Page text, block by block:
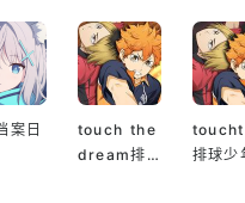
毒的核心据点，储备
线，抵御病毒的猛烈
案日
touch the
dream排
排球少